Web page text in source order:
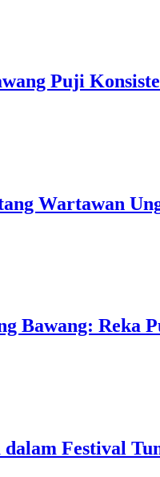
Puji
Wartawan
Bawang: Reka
Festival